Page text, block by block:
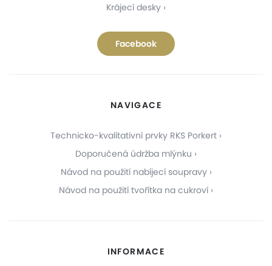
Krájecí desky
Facebook
NAVIGACE
Technicko-kvalitativní prvky RKS Porkert
Doporučená údržba mlýnku
Návod na použití nabíjecí soupravy
Návod na použití tvořítka na cukroví
INFORMACE